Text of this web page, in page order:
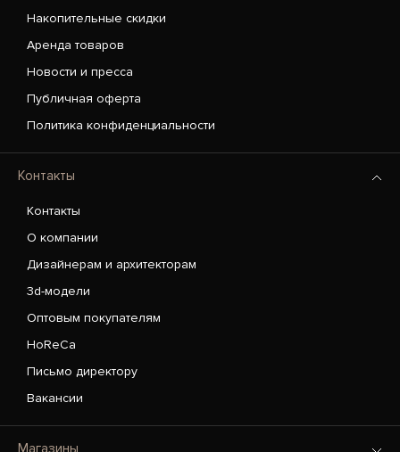
Накопительные скидки
Аренда товаров
Новости и пресса
Публичная оферта
Политика конфиденциальности
Контакты
Контакты
О компании
Дизайнерам и архитекторам
3d-модели
Оптовым покупателям
HoReCa
Письмо директору
Вакансии
Магазины